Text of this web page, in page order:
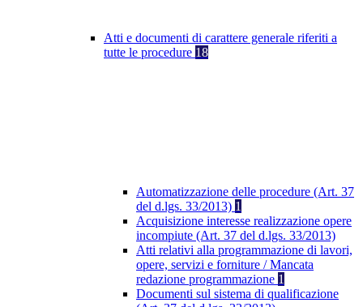
Atti e documenti di carattere generale riferiti a
tutte le procedure 18
Automatizzazione delle procedure (Art. 37
del d.lgs. 33/2013) 1
Acquisizione interesse realizzazione opere
incompiute (Art. 37 del d.lgs. 33/2013)
Atti relativi alla programmazione di lavori,
opere, servizi e forniture / Mancata
redazione programmazione 1
Documenti sul sistema di qualificazione